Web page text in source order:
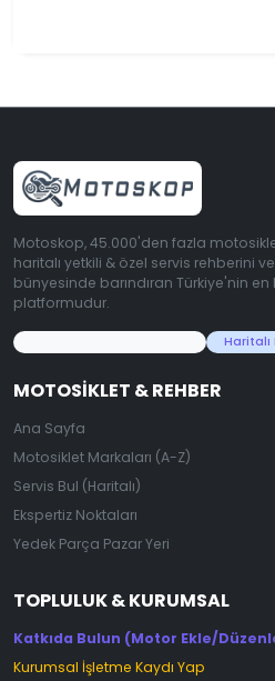
Motoskop, 45.000'den fazla
haritalı yetkili & özel servis rehberini
bünyesinde barındıran Türkiye'nin
platformudur.
Haritalı
MOTOSIKLET & REHBER
Ana Sayfa
Motosiklet Markaları (A-Z)
Servis Bul (Haritalı)
Ekspertiz Noktaları
Yedek Parça Pazar Yeri
TOPLULUK & KURUMSAL
Katkıda Bulun (Motor Ekle/
Kurumsal İşletme Kaydı Yap